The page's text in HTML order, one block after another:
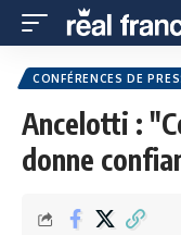
CONFÉRENCES DE
Ancelotti :
donne